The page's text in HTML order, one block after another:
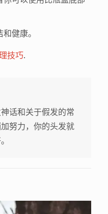
健康。
技巧.
话和关于假发的常
努力，你的头发就